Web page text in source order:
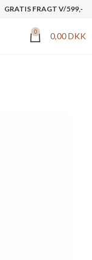
GRATIS FRAGT V/599,-
0 0,00DKK